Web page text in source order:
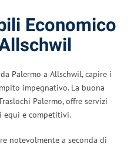
Economico
Palermo a Allschwil, capire i
impegnativo. La buona
Palermo, offre servizi
equi e competitivi.
notevolmente a seconda di